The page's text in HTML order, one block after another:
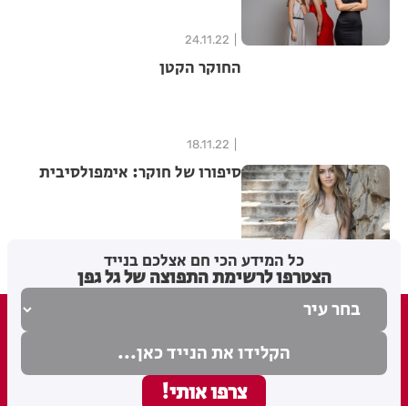
24.11.22
החוקר הקטן
18.11.22
סיפורו של חוקר: אימפולסיבית
כל המידע הכי חם אצלכם בנייד
הצטרפו לרשימת התפוצה של גל גפן